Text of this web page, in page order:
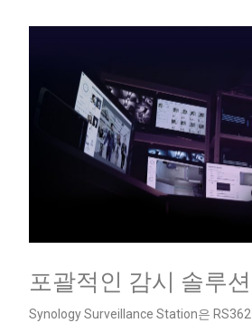
포괄적인 감시 솔루션
Synology Surveillance Station은